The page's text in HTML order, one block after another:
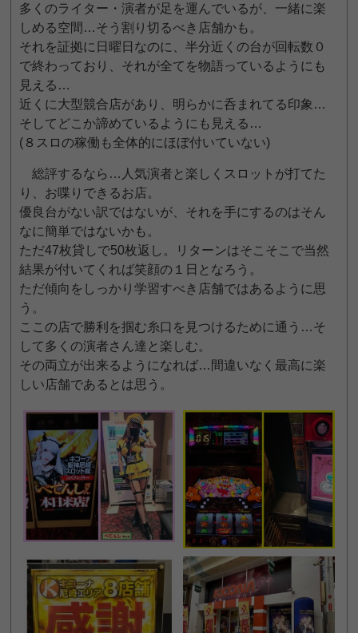
多くのライター・演者が足を運んでいるが、一緒に楽
しめる空間…そう割り切るべき店舗かも。
それを証拠に日曜日なのに、半分近くの台が回転数０
で終わっており、それが全てを物語っているようにも
見える…
近くに大型競合店があり、明らかに呑まれてる印象…
そしてどこか諦めているようにも見える…
(８スロの稼働も全体的にほぼ付いていない)
総評するなら…人気演者と楽しくスロットが打てた
り、お喋りできるお店。
優良台がない訳ではないが、それを手にするのはそん
なに簡単ではないかも。
ただ47枚貸しで50枚返し。リターンはそこそこで当然
結果が付いてくれば笑顔の１日となろう。
ただ傾向をしっかり学習すべき店舗ではあるように思
う。
ここの店で勝利を掴む糸口を見つけるために通う…そ
して多くの演者さん達と楽しむ。
その両立が出来るようになれば…間違いなく最高に楽
しい店舗であるとは思う。